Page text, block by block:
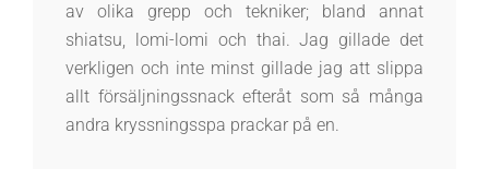
av olika grepp och tekniker; bland annat
shiatsu, lomi-lomi och thai. Jag gillade det
verkligen och inte minst gillade jag att slippa
allt försäljningssnack efteråt som så många
andra kryssningsspa prackar på en.